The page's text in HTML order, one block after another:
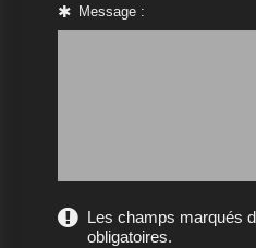
Message :
Les champs marqués
obligatoires.